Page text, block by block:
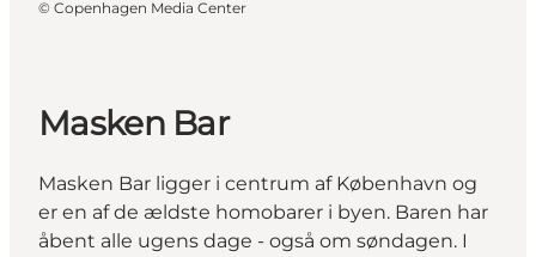
© Copenhagen Media Center
Masken Bar
Masken Bar ligger i centrum af København og
er en af de ældste homobarer i byen. Baren har
åbent alle ugens dage - også om søndagen. I